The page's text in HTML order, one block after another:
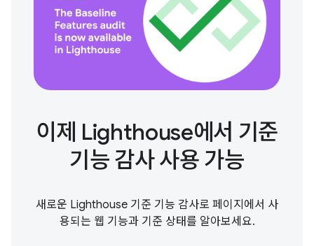
이제 Lighthouse에서 기준
기능 감사 사용 가능
새로운 Lighthouse 기준 기능 감사로 페이지에서 사
용되는 웹 기능과 기준 상태를 알아보세요.